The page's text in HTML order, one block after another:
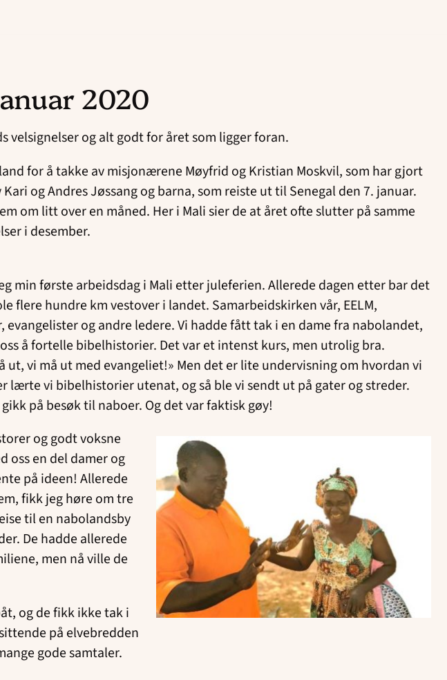
2020
velsignelser og alt godt for året som ligger foran.
for å takke av misjonærene Møyfrid og Kristian Moskvil, som har gjort
og Andres Jøssang og barna, som reiste ut til Senegal den 7. januar.
om litt over en måned. Her i Mali sier de at året ofte slutter på samme
i desember.
min første arbeidsdag i Mali etter juleferien. Allerede dagen etter bar det
flere hundre km vestover i landet. Samarbeidskirken vår, EELM,
og andre ledere. Vi hadde fått tak i en dame fra nabolandet,
å fortelle bibelhistorier. Det var et intenst kurs, men utrolig bra.
ut, vi må ut med evangeliet!» Men det er lite undervisning om hvordan vi
lærte vi bibelhistorier utenat, og så ble vi sendt ut på gater og streder.
på besøk til naboer. Og det var faktisk gøy!
og godt voksne
oss en del damer og
på ideen! Allerede
fikk jeg høre om tre
til en nabolandsby
De hadde allerede
men nå ville de
og de fikk ikke tak i
på elvebredden
gode samtaler.